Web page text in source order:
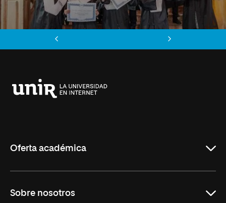
Oferta académica
Derecho
Sobre nosotros